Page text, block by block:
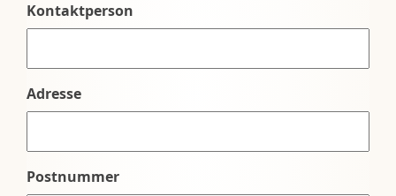
Kontaktperson
Adresse
Postnummer